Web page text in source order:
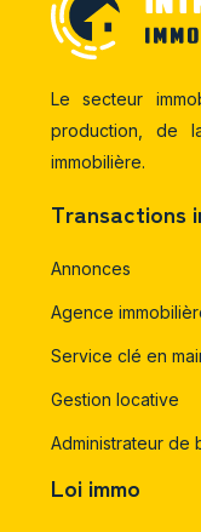
Le secteur
production, de
immobilière.
Transactions
Annonces
Agence
Service clé en
Gestion locative
Administrateur de
Loi immo